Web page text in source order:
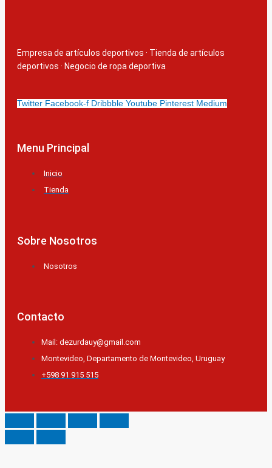
Empresa de artículos deportivos · Tienda de artículos
deportivos · Negocio de ropa deportiva
Twitter Facebook-f Dribbble Youtube Pinterest Medium
Menu Principal
Inicio
Tienda
Sobre Nosotros
Nosotros
Contacto
Mail: dezurdauy@gmail.com
Montevideo, Departamento de Montevideo, Uruguay
+598 91 915 515